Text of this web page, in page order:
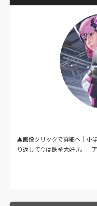
▲画像クリックで詳細へ｜小
り返して今は鉄拳大好き。「